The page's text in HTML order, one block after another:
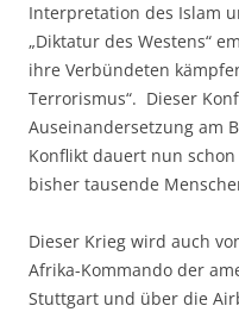
Interpretation des Islam
„Diktatur des Westens“
ihre Verbündeten
Terrorismus“. Dieser
Auseinandersetzung am
Konflikt dauert nun
bisher tausende
Dieser Krieg wird auch
Afrika-Kommando der
Stuttgart und über die